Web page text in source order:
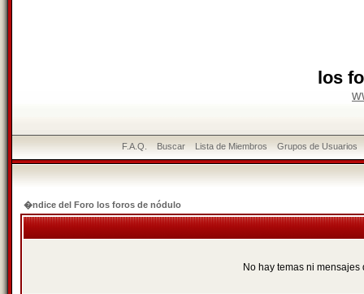
los
F.A.Q. Buscar Lista de Miembros Grupos de Usuarios
�ndice del Foro los foros de nódulo
No hay temas ni